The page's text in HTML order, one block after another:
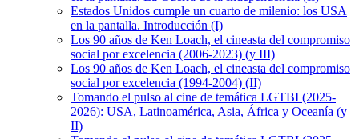
Estados Unidos cumple un cuarto de milenio: los USA
en la pantalla. Introducción (I)
Los 90 años de Ken Loach, el cineasta del compromiso
social por excelencia (2006-2023) (y III)
Los 90 años de Ken Loach, el cineasta del compromiso
social por excelencia (1994-2004) (II)
Tomando el pulso al cine de temática LGTBI (2025-
2026): USA, Latinoamérica, Asia, África y Oceanía (y
II)